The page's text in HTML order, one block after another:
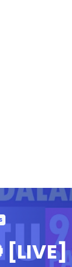
[LIVE]